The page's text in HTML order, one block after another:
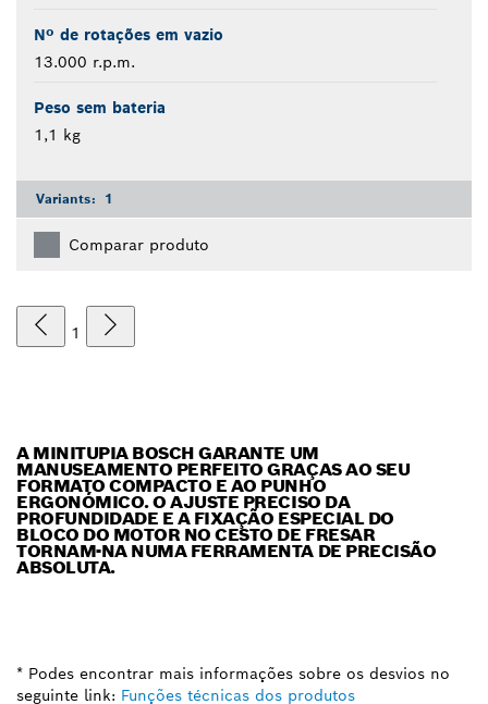
Nº de rotações em vazio
13.000 r.p.m.
Peso sem bateria
1,1 kg
Variants: 1
Comparar produto
1
A MINITUPIA BOSCH GARANTE UM
MANUSEAMENTO PERFEITO GRAÇAS AO SEU
FORMATO COMPACTO E AO PUNHO
ERGONÓMICO. O AJUSTE PRECISO DA
PROFUNDIDADE E A FIXAÇÃO ESPECIAL DO
BLOCO DO MOTOR NO CESTO DE FRESAR
TORNAM-NA NUMA FERRAMENTA DE PRECISÃO
ABSOLUTA.
* Podes encontrar mais informações sobre os desvios no
seguinte link: Funções técnicas dos produtos